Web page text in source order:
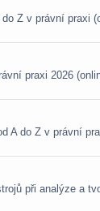
do Z v právní praxi
praxi 2026
A do Z v právní
při analýze a